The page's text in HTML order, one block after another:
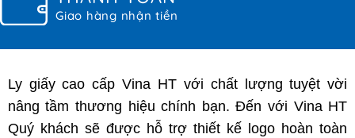
Giao hàng nhận tiền
Ly giấy cao cấp Vina HT với chất lượng tuyệt vời
nâng tầm thương hiệu chính bạn. Đến với Vina HT
Quý khách sẽ được hỗ trợ thiết kế logo hoàn toàn